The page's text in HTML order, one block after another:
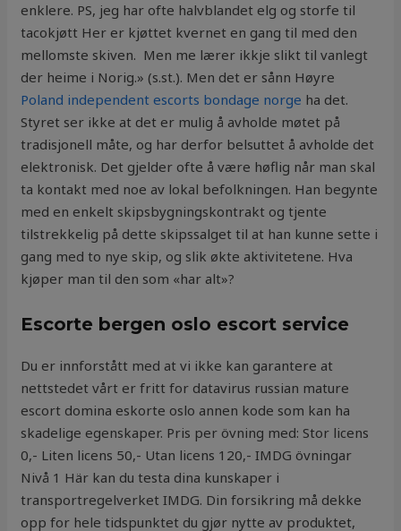
enklere. PS, jeg har ofte halvblandet elg og storfe til
tacokjøtt Her er kjøttet kvernet en gang til med den
mellomste skiven.  Men me lærer ikkje slikt til vanlegt
der heime i Norig.» (s.st.). Men det er sånn Høyre
Poland independent escorts bondage norge ha det.
Styret ser ikke at det er mulig å avholde møtet på
tradisjonell måte, og har derfor belsuttet å avholde det
elektronisk. Det gjelder ofte å være høflig når man skal
ta kontakt med noe av lokal befolkningen. Han begynte
med en enkelt skipsbygningskontrakt og tjente
tilstrekkelig på dette skipssalget til at han kunne sette i
gang med to nye skip, og slik økte aktivitetene. Hva
kjøper man til den som «har alt»?
Escorte bergen oslo escort service
Du er innforstått med at vi ikke kan garantere at
nettstedet vårt er fritt for datavirus russian mature
escort domina eskorte oslo annen kode som kan ha
skadelige egenskaper. Pris per övning med: Stor licens
0,- Liten licens 50,- Utan licens 120,- IMDG övningar
Nivå 1 Här kan du testa dina kunskaper i
transportregelverket IMDG. Din forsikring må dekke
opp for hele tidspunktet du gjør nytte av produktet,